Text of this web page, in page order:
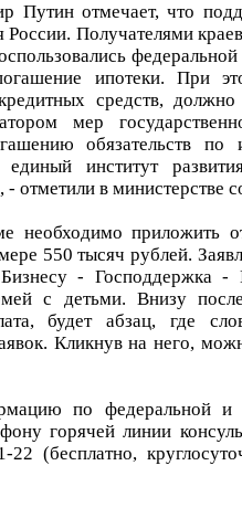
Путин отмечает, что
России. Получателями
ипотеки. При
средств,
мер
обязательств по
институт
в министерстве
необходимо приложить
550 тысяч рублей.
- Господдержка -
с детьми. Внизу
будет абзац, где
Кликнув на него,
по федеральной и
горячей линии
(бесплатно,